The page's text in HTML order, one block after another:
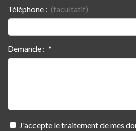
Téléphone :
Demande :
J'accepte letraitement de mes